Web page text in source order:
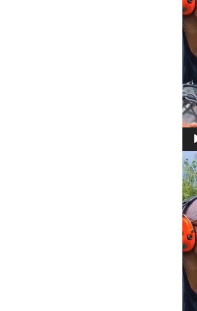
ヤ
ー
動
画
プ
レ
ー
ヤ
ー